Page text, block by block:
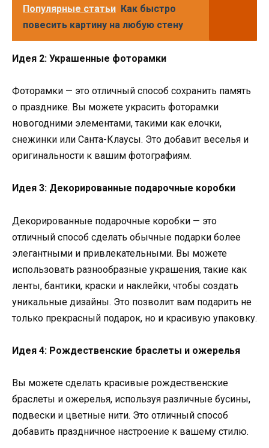
Популярные статьи Как быстро
повесить картину на любую стену
Идея 2: Украшенные фоторамки
Фоторамки — это отличный способ сохранить память
о празднике. Вы можете украсить фоторамки
новогодними элементами, такими как елочки,
снежинки или Санта-Клаусы. Это добавит веселья и
оригинальности к вашим фотографиям.
Идея 3: Декорированные подарочные коробки
Декорированные подарочные коробки — это
отличный способ сделать обычные подарки более
элегантными и привлекательными. Вы можете
использовать разнообразные украшения, такие как
ленты, бантики, краски и наклейки, чтобы создать
уникальные дизайны. Это позволит вам подарить не
только прекрасный подарок, но и красивую упаковку.
Идея 4: Рождественские браслеты и ожерелья
Вы можете сделать красивые рождественские
браслеты и ожерелья, используя различные бусины,
подвески и цветные нити. Это отличный способ
добавить праздничное настроение к вашему стилю.